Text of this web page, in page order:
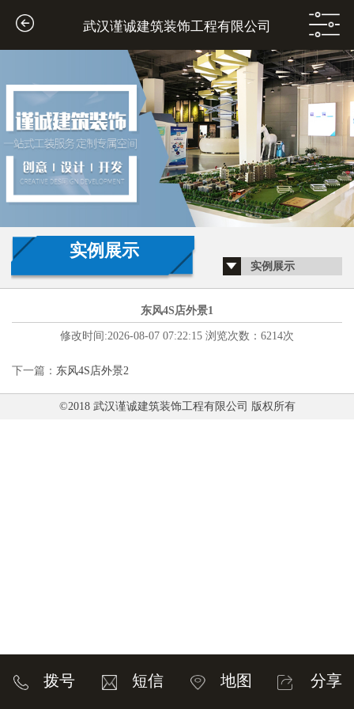
武汉谨诚建筑装饰工程有限公司
1
2
Previous
Next
实例展示
实例展示
东风4S店外景1
修改时间:2026-08-07 07:22:15 浏览次数：6214次
下一篇： 东风4S店外景2
©2018 武汉谨诚建筑装饰工程有限公司 版权所有
拨号 短信 地图 分享